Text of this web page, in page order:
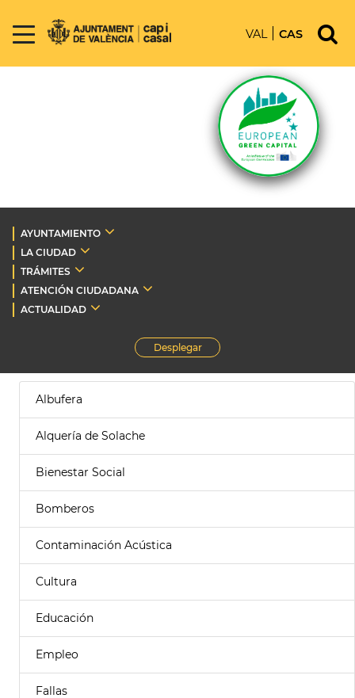
VAL CAS
AYUNTAMIENTO
LA CIUDAD
TRÁMITES
ATENCIÓN CIUDADANA
ACTUALIDAD
Desplegar
Albufera
Alquería de Solache
Bienestar Social
Bomberos
Contaminación Acústica
Cultura
Educación
Empleo
Fallas